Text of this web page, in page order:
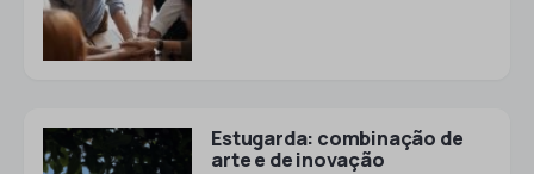
Estugarda: combinação de
arte e de inovação